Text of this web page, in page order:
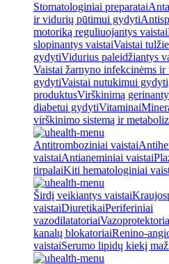
Stomatologiniai preparatai
ir vidurių pūtimui gydyti
motoriką reguliuojantys vaistai
slopinantys vaistaiVaistai
gydytiVidurius paleidžiantys
Vaistai žarnyno infekcinėms
gydytiVaistai nutukimui
produktusVirškinimą
diabetui gydytiVitaminai
virškinimo sistemą ir
Antitromboziniai vaistai
vaistaiAntianeminiai vaistai
tirpalaiKiti hematologiniai
Širdį veikiantys vaistai
vaistaiDiuretikaiPeriferiniai
vazodilatatoriai
kanalų blokatoriaiRenino-
vaistaiSerumo lipidų kiekį